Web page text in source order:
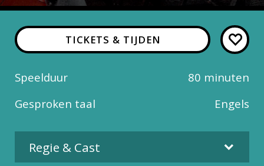
TICKETS & TIJDEN
Speelduur
80 minuten
Gesproken taal
Engels
Regie & Cast